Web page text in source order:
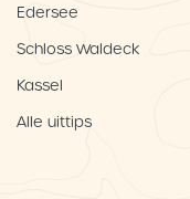
Edersee
Schloss Waldeck
Kassel
Alle uittips